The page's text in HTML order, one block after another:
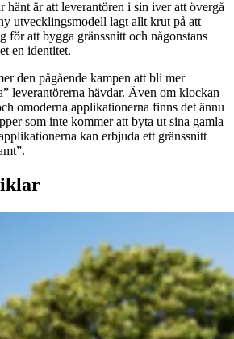
hänt är att leverantören i sin iver att övergå
utvecklingsmodell lagt allt krut på att
för att bygga gränssnitt och någonstans
en identitet.
den pågående kampen att bli mer
leverantörerna hävdar. Även om klockan
omoderna applikationerna finns det ännu
som inte kommer att byta ut sina gamla
kan erbjuda ett gränssnitt